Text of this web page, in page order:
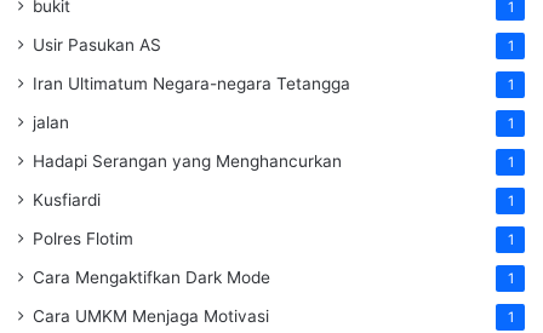
bukit 1
Usir Pasukan AS 1
Iran Ultimatum Negara-negara Tetangga 1
jalan 1
Hadapi Serangan yang Menghancurkan 1
Kusfiardi 1
Polres Flotim 1
Cara Mengaktifkan Dark Mode 1
Cara UMKM Menjaga Motivasi 1